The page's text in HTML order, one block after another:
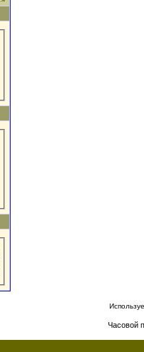
Часовой